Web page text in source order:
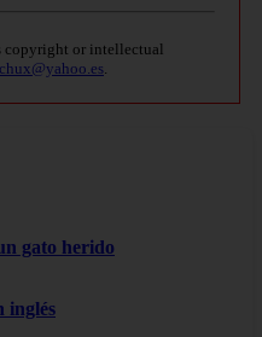
copyright or intellectual
.
gato herido
inglés